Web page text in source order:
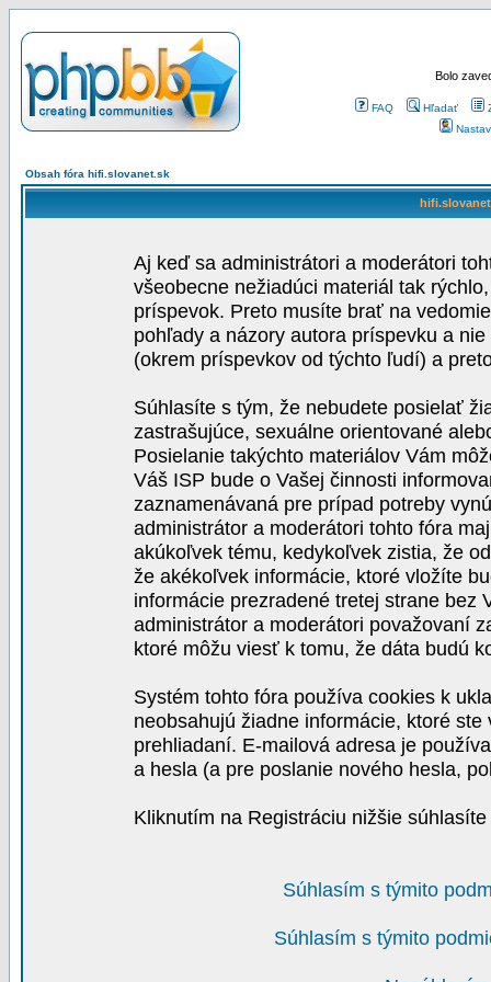
Bolo
FAQ Hľadať
Obsah fóra hifi.slovanet.sk
Aj keď sa administrátori a moderátori
všeobecne nežiadúci materiál tak
príspevok. Preto musíte brať na
pohľady a názory autora príspevku a
(okrem príspevkov od týchto ľudí) a
Súhlasíte s tým, že nebudete posielať
zastrašujúce, sexuálne orientované
Posielanie takýchto materiálov Vám
Váš ISP bude o Vašej činnosti
zaznamenávaná pre prípad potreby
administrátor a moderátori tohto fóra
akúkoľvek tému, kedykoľvek zistia, že
že akékoľvek informácie, ktoré vložíte
informácie prezradené tretej strane bez
administrátor a moderátori považovaní
ktoré môžu viesť k tomu, že dáta budú
Systém tohto fóra používa cookies k
neobsahujú žiadne informácie, ktoré
prehliadaní. E-mailová adresa je
a hesla (a pre poslanie nového hesla,
Kliknutím na Registráciu nižšie
Súhlasím s týmito
Súhlasím s týmito